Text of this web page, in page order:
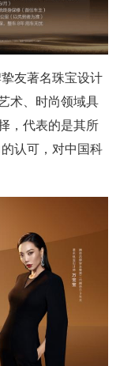
友著名珠宝设计
术、时尚领域具
，代表的是其所
认可，对中国科